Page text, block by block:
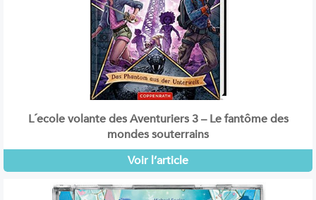
L´ecole volante des Aventuriers 3 – Le fantôme des
mondes souterrains
Voir l’article